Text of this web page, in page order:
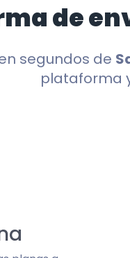
de
segundos de
plataforma